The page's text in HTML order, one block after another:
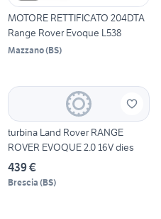
MOTORE RETTIFICATO 204DTA
Range Rover Evoque L538
Mazzano(BS)
turbina Land Rover RANGE
ROVER EVOQUE 2.0 16V dies
439 €
Brescia (BS)